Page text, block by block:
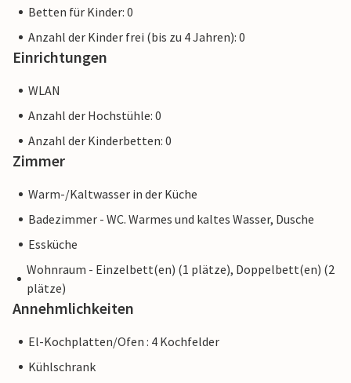
Betten für Kinder: 0
Anzahl der Kinder frei (bis zu 4 Jahren): 0
Einrichtungen
WLAN
Anzahl der Hochstühle: 0
Anzahl der Kinderbetten: 0
Zimmer
Warm-/Kaltwasser in der Küche
Badezimmer - WC. Warmes und kaltes Wasser, Dusche
Essküche
Wohnraum - Einzelbett(en) (1 plätze), Doppelbett(en) (2
plätze)
Annehmlichkeiten
El-Kochplatten/Ofen : 4 Kochfelder
Kühlschrank